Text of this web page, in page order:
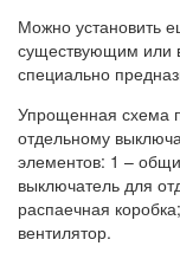
Можно установить
существующим или
специально
Упрощенная схема
отдельному
элементов: 1 –
выключатель для
распаечная
вентилятор.